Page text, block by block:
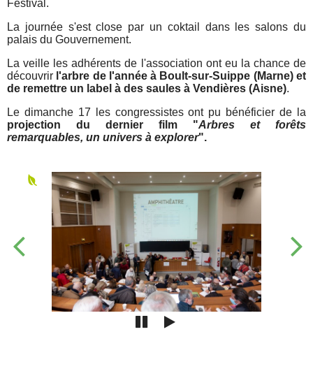
Festival .
La journée s'est close par un coktail dans les salons du
palais du Gouvernement.
La veille les adhérents de l'association ont eu la chance de
découvrir l'arbre de l'année à Boult-sur-Suippe (Marne) et
de remettre un label à des saules à Vendières (Aisne).
Le dimanche 17 les congressistes ont pu bénéficier de la
projection du dernier film "Arbres et forêts
remarquables, un univers à explorer".